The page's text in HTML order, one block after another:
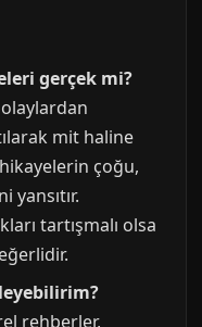
gerçek mi?
mit haline
çoğu,
yansıtır.
tartışmalı olsa
rehberler,